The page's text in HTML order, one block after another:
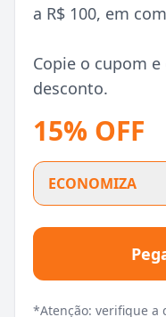
a R$ 100, em
Copie o cupom
desconto.
15% OFF
ECONOMIZA
*Atenção: verifique a